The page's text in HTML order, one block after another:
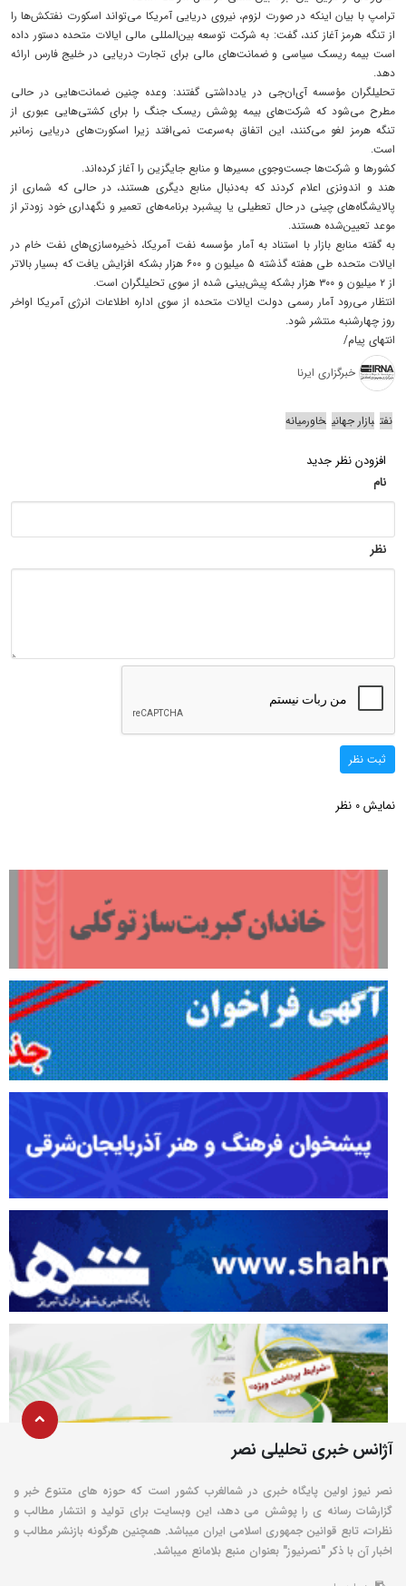
ترامپ با بیان اینکه در صورت لزوم، نیروی دریایی آمریکا می‌تواند اسکورت نفتکش‌ها را
از تنگه هرمز آغاز کند، گفت: به شرکت توسعه بین‌المللی مالی ایالات متحده دستور داده
است بیمه ریسک سیاسی و ضمانت‌های مالی برای تجارت دریایی در خلیج فارس ارائه
دهد.
تحلیلگران مؤسسه آی‌ان‌جی در یادداشتی گفتند: وعده چنین ضمانت‌هایی در حالی
مطرح می‌شود که شرکت‌های بیمه پوشش ریسک جنگ را برای کشتی‌هایی عبوری از
تنگه هرمز لغو می‌کنند، این اتفاق به‌سرعت نمی‌افتد زیرا اسکورت‌های دریایی زمانبر
است.
کشورها و شرکت‌ها جست‌وجوی مسیرها و منابع جایگزین را آغاز کرده‌اند.
هند و اندونزی اعلام کردند که به‌دنبال منابع دیگری هستند، در حالی که شماری از
پالایشگاه‌های چینی در حال تعطیلی یا پیشبرد برنامه‌های تعمیر و نگهداری خود زودتر از
موعد تعیین‌شده هستند.
به گفته منابع بازار با استناد به آمار مؤسسه نفت آمریکا، ذخیره‌سازی‌های نفت خام در
ایالات متحده طی هفته گذشته ۵ میلیون و ۶۰۰ هزار بشکه افزایش یافت که بسیار بالاتر
از ۲ میلیون و ۳۰۰ هزار بشکه پیش‌بینی شده از سوی تحلیلگران است.
انتظار می‌رود آمار رسمی دولت ایالات متحده از سوی اداره اطلاعات انرژی آمریکا اواخر
روز چهارشنبه منتشر شود.
انتهای پیام/
خبرگزاری ایرنا
نفت بازار جهانی خاورمیانه
افزودن نظر جدید
نام
نظر
ثبت نظر
نمایش 0 نظر
آژانس خبری تحلیلی نصر
نصر نیوز اولین پایگاه خبری در شمالغرب کشور است که حوزه های متنوع خبر و
گزارشات رسانه ی را پوشش می دهد، این وبسایت برای تولید و انتشار مطالب و
نظرات، تابع قوانین جمهوری اسلامی ایران میباشد. همچنین هرگونه بازنشر مطالب و
اخبار آن با ذکر "نصرنیوز" بعنوان منبع بلامانع میباشد.